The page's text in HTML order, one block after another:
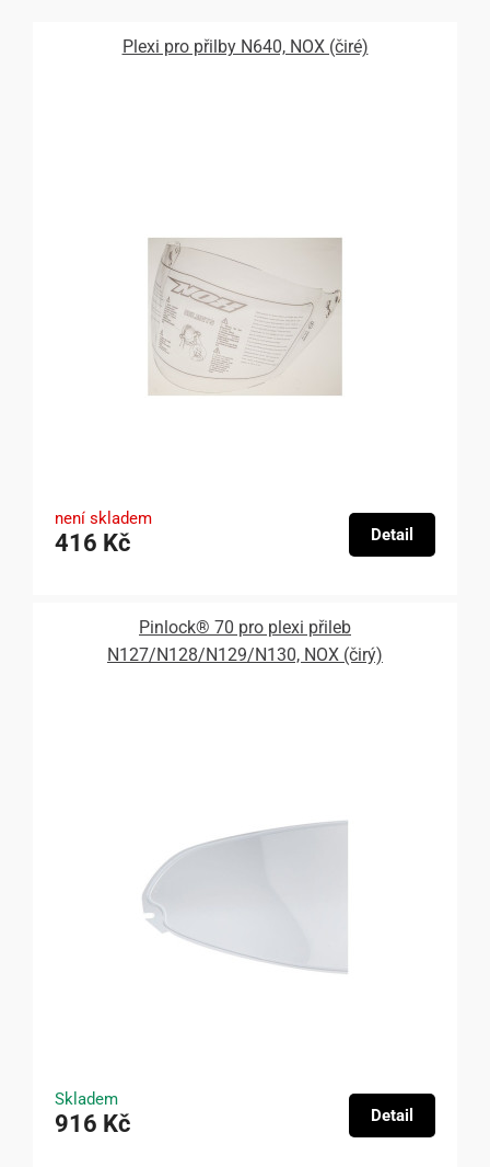
Plexi pro přilby N640, NOX (čiré)
není skladem
416 Kč Detail
Pinlock® 70 pro plexi přileb
N127/N128/N129/N130, NOX (čirý)
Skladem
916 Kč Detail